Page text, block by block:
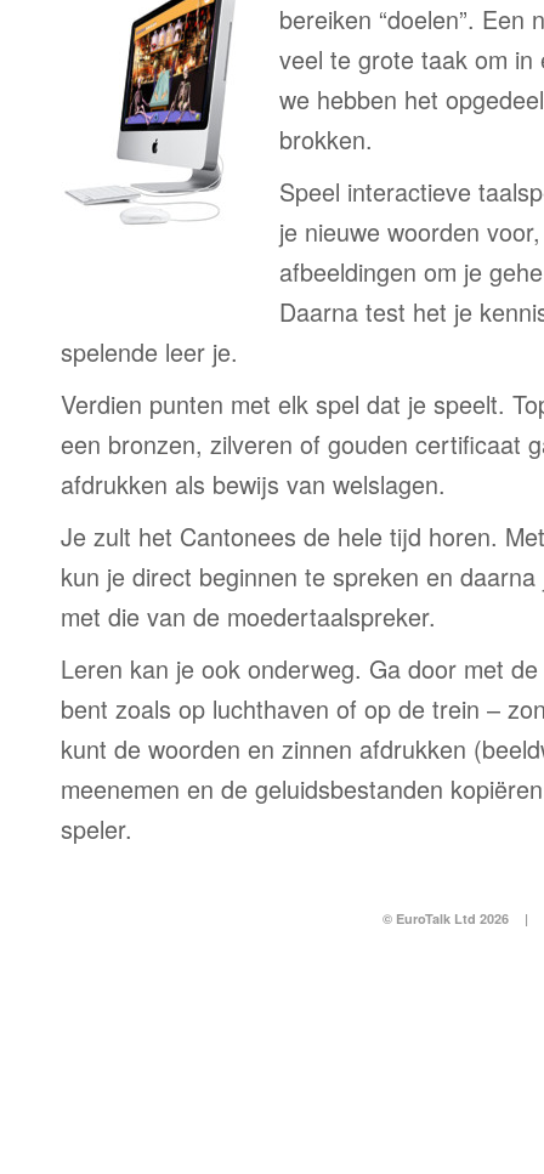
bereiken “doelen”. Een
veel te grote taak om
we hebben het
brokken.
Speel interactieve
je nieuwe woorden
afbeeldingen om je
Daarna test het je
spelende leer je.
Verdien punten met elk spel dat je speelt.
een bronzen, zilveren of gouden certificaat
afdrukken als bewijs van welslagen.
Je zult het Cantonees de hele tijd horen.
kun je direct beginnen te spreken en
met die van de moedertaalspreker.
Leren kan je ook onderweg. Ga door met
bent zoals op luchthaven of op de trein –
kunt de woorden en zinnen afdrukken
meenemen en de geluidsbestanden
speler.
© EuroTalk Ltd 2026 |